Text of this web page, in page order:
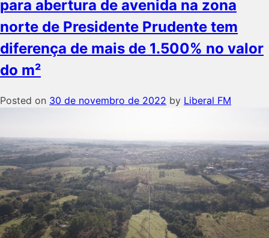
para abertura de avenida na zona
norte de Presidente Prudente tem
diferença de mais de 1.500% no valor
do m²
Posted on 30 de novembro de 2022 by Liberal FM